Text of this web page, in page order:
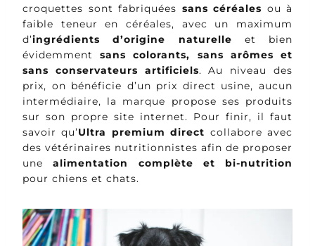
croquettes sont fabriquées sans céréales ou à
faible teneur en céréales, avec un maximum
d’ingrédients d’origine naturelle et bien
évidemmentsans colorants, sans arômes et
sans conservateurs artificiels. Au niveau des
prix, on bénéficie d’un prix direct usine, aucun
intermédiaire, la marque propose ses produits
sur son propre site internet. Pour finir, il faut
savoir qu’Ultra premium direct collabore avec
des vétérinaires nutritionnistes afin de proposer
unealimentation complète et bi-nutrition
pour chiens et chats.